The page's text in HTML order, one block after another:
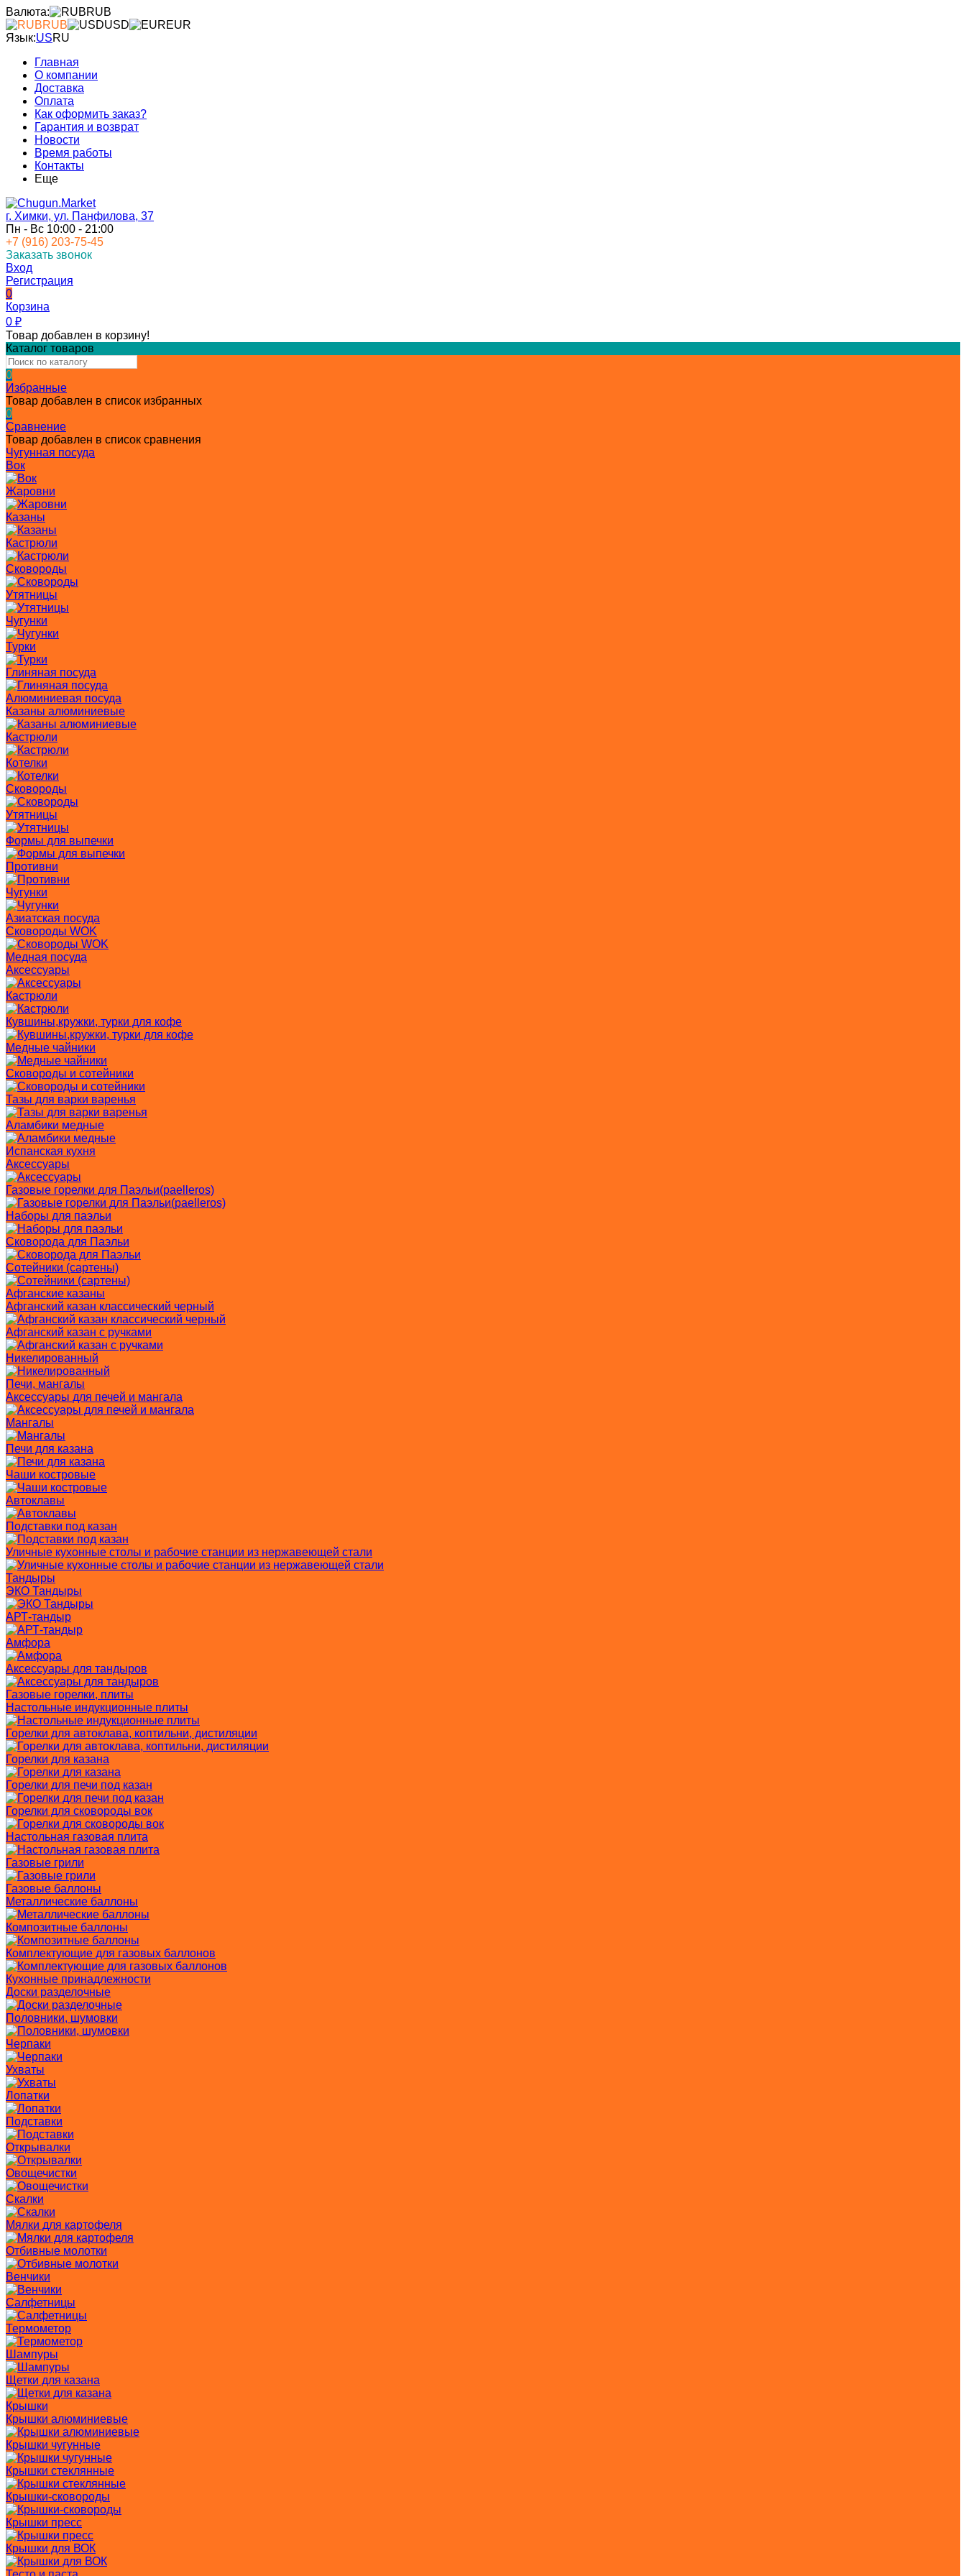
Валюта:
RUB
RUB
USD
EUR
Язык:USRU
Главная
О компании
Доставка
Оплата
Как оформить заказ?
Гарантия и возврат
Новости
Время работы
Контакты
Еще
г. Химки, ул. Панфилова, 37
Пн - Вс 10:00 - 21:00
+7 (916) 203-75-45
Заказать звонок
Вход
Регистрация
0
Корзина
0 ₽
Товар добавлен в корзину!
Каталог товаров
0
Избранные
Товар добавлен в список избранных
0
Сравнение
Товар добавлен в список сравнения
Чугунная посуда
Вок
Жаровни
Казаны
Кастрюли
Сковороды
Утятницы
Чугунки
Турки
Глиняная посуда
Алюминиевая посуда
Казаны алюминиевые
Кастрюли
Котелки
Сковороды
Утятницы
Формы для выпечки
Противни
Чугунки
Азиатская посуда
Сковороды WOK
Медная посуда
Аксессуары
Кастрюли
Кувшины,кружки, турки для кофе
Медные чайники
Сковороды и сотейники
Тазы для варки варенья
Аламбики медные
Испанская кухня
Аксессуары
Газовые горелки для Паэльи(paelleros)
Наборы для паэльи
Сковорода для Паэльи
Сотейники (сартены)
Афганские казаны
Афганский казан классический черный
Афганский казан с ручками
Никелированный
Печи, мангалы
Аксессуары для печей и мангала
Мангалы
Печи для казана
Чаши костровые
Автоклавы
Подставки под казан
Уличные кухонные столы и рабочие станции из нержавеющей стали
Тандыры
ЭКО Тандыры
АРТ-тандыр
Амфора
Аксессуары для тандыров
Газовые горелки, плиты
Настольные индукционные плиты
Горелки для автоклава, коптильни, дистиляции
Горелки для казана
Горелки для печи под казан
Горелки для сковороды вок
Настольная газовая плита
Газовые грили
Газовые баллоны
Металлические баллоны
Композитные баллоны
Комплектующие для газовых баллонов
Кухонные принадлежности
Доски разделочные
Половники, шумовки
Черпаки
Ухваты
Лопатки
Подставки
Открывалки
Овощечистки
Скалки
Мялки для картофеля
Отбивные молотки
Венчики
Салфетницы
Термометор
Шампуры
Щетки для казана
Крышки
Крышки алюминиевые
Крышки чугунные
Крышки стеклянные
Крышки-сковороды
Крышки пресс
Крышки для ВОК